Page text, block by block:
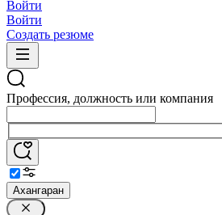
Войти
Войти
Создать резюме
Профессия, должность или компания
Ахангаран